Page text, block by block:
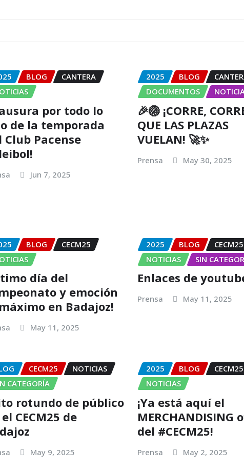
BLOG
CANTERA
por todo lo
de la temporada
Club Pacense
Jun 7, 2025
2025 BLOG
DOCUMENTOS
🎉🏐 ¡CORRE,
QUE LAS PLAZAS
VUELAN! 🚀✨
Prensa May 30, 2025
BLOG
CECM25
día del
y emoción
en Badajoz!
May 11, 2025
2025 BLOG
CECM25
NOTICIAS
SIN
Enlaces de
Prensa May 11, 2025
CECM25
NOTICIAS
CATEGORÍA
rotundo de público
CECM25 de
May 9, 2025
2025 BLOG
CECM25
NOTICIAS
¡Ya está aquí el
MERCHANDISING
del #CECM25!
Prensa May 2, 2025